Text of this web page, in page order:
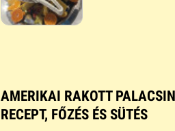
AMERIKAI RAKOTT
RECEPT, FŐZÉS ÉS SÜTÉS